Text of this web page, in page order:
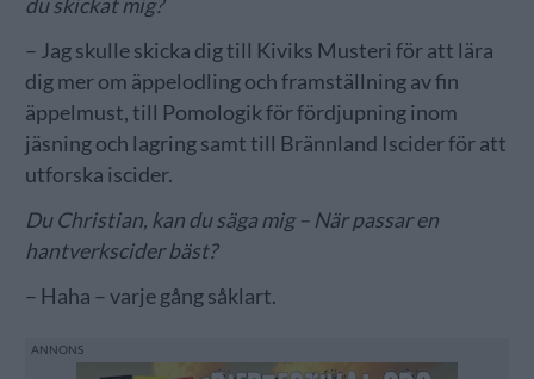
du skickat mig?
– Jag skulle skicka dig till Kiviks Musteri för att lära
dig mer om äppelodling och framställning av fin
äppelmust, till Pomologik för fördjupning inom
jäsning och lagring samt till Brännland Iscider för att
utforska iscider.
Du Christian, kan du säga mig – När passar en
hantverkscider bäst?
– Haha – varje gång såklart.